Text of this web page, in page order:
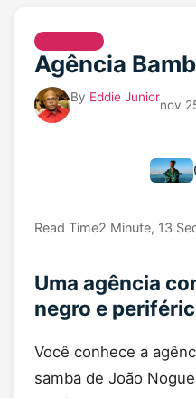
Agência
By Eddie Junior
nov
Read Time2 Minute, 13
Uma agência
negro e
Você conhece a
samba de João